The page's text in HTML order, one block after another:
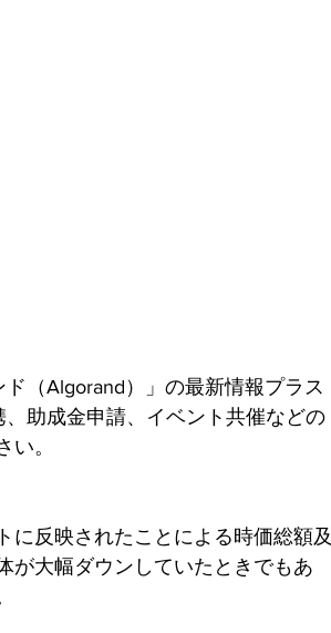
（Algorand）」の最新情報プラス
助成金申請、イベント共催などの
。
に反映されたことによる時価総額及
が大幅ダウンしていたときでもあ